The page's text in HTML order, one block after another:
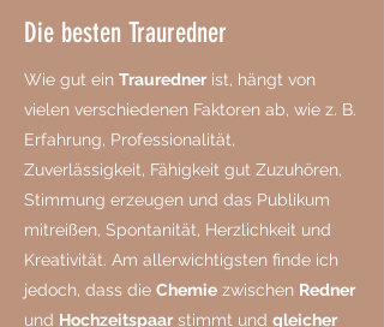
Die besten Trauredner
Wie gut ein Traurednerist, hängt von
vielen verschiedenen Faktoren ab, wie z. B.
Erfahrung, Professionalität,
Zuverlässigkeit, Fähigkeit gut Zuzuhören,
Stimmung erzeugen und das Publikum
mitreißen, Spontanität, Herzlichkeit und
Kreativität. Am allerwichtigsten finde ich
jedoch, dass die Chemie zwischen Redner
und Hochzeitspaarstimmt und gleicher